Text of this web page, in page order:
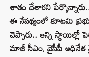
శాతం చేశారని
ఈ నేపథ్యంలో కూటమి
చెప్పారు.. అన్ని స్థాయిల్లో
మాజీ సీఎం, వైసీపీ అధినేత